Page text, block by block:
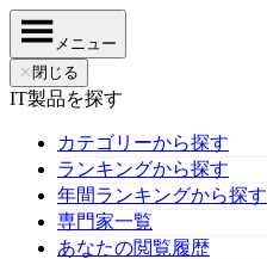
メニュー
✕ 閉じる
IT製品を探す
カテゴリーから探す
ランキングから探す
年間ランキングから探す
専門家一覧
あなたの閲覧履歴